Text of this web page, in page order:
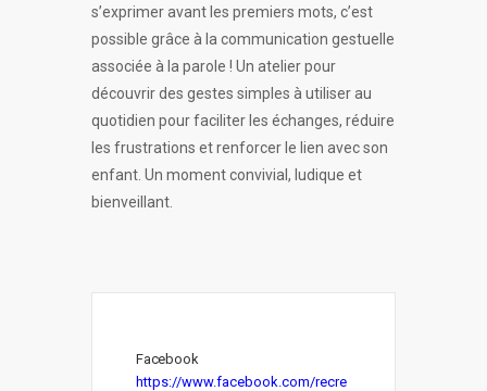
s’exprimer avant les premiers mots, c’est
possible grâce à la communication gestuelle
associée à la parole ! Un atelier pour
découvrir des gestes simples à utiliser au
quotidien pour faciliter les échanges, réduire
les frustrations et renforcer le lien avec son
enfant. Un moment convivial, ludique et
bienveillant.
Facebook
https://www.facebook.com/recre